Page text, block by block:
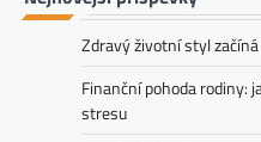
Zdravý životní styl
Finanční pohoda rodiny:
stresu